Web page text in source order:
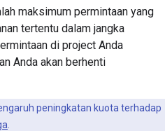
maksimum permintaan yang
tertentu dalam jangka
di project Anda
Anda akan berhenti
peningkatan kuota terhadap